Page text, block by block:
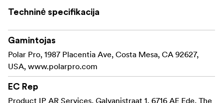
paviršių, tokių kaip vanduo ir stiklas, atspindžius,
kartu padidindamas spalvų sodrumą, todėl
kraštovaizdžiai ir lauko scenos tampa gyvesni ir
tikresni.
Nulinis kryžminis poliarizavimas:
Techninė specifikacija
Gamintojas
Polar Pro, 1987 Placentia Ave, Costa Mesa, CA 92627,
USA, www.polarpro.com
EC Rep
Product IP AR Services, Galvanistraat 1, 6716 AE Ede, The